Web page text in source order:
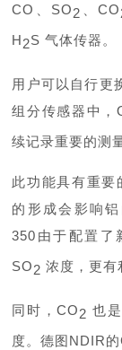
CO、SO2 、CO
H2S 气体传器。
用户可以自行更
组分传感器中，
续记录重要的测
此功能具有重要
的形成会影响
350由于配置了
SO2 浓度，更有
同时，CO2 也
度。德图NDIR